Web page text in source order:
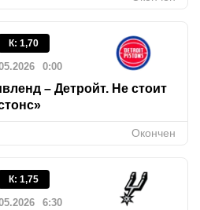
К: 1,70
0:00
– Детройт. Не стоит
Окончен
К: 1,75
6:30